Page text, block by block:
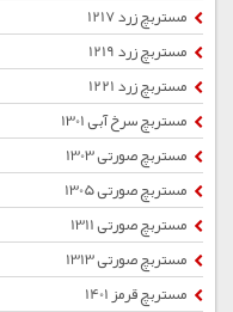
مستربچ زرد 1217
مستربچ زرد 1219
مستربچ زرد 1221
مستربچ سرخ آبی 1301
مستربچ صورتی 1303
مستربچ صورتی 1305
مستربچ صورتی 1311
مستربچ صورتی 1313
مستربچ قرمز 1401